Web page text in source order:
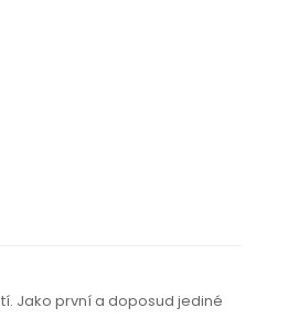
Jako první a doposud jediné